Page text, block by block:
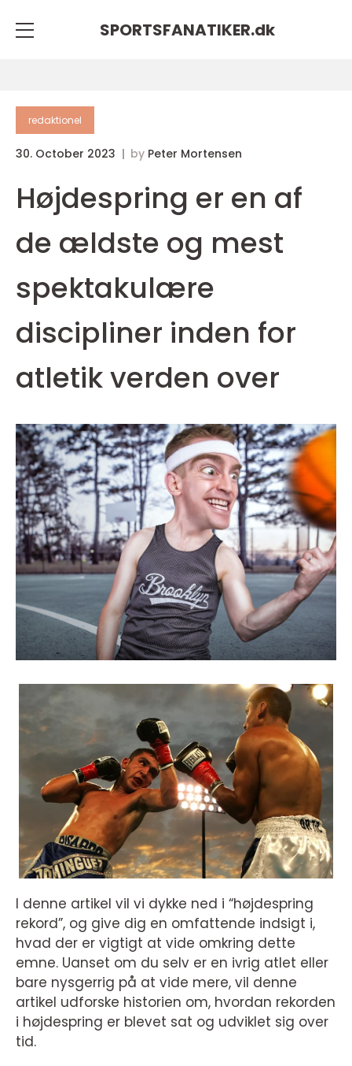
SPORTSFANATIKER.dk
redaktionel
30. October 2023 by Peter Mortensen
Højdespring er en af
de ældste og mest
spektakulære
discipliner inden for
atletik verden over
I denne artikel vil vi dykke ned i “højdespring
rekord”, og give dig en omfattende indsigt i,
hvad der er vigtigt at vide omkring dette
emne. Uanset om du selv er en ivrig atlet eller
bare nysgerrig på at vide mere, vil denne
artikel udforske historien om, hvordan rekorden
i højdespring er blevet sat og udviklet sig over
tid.